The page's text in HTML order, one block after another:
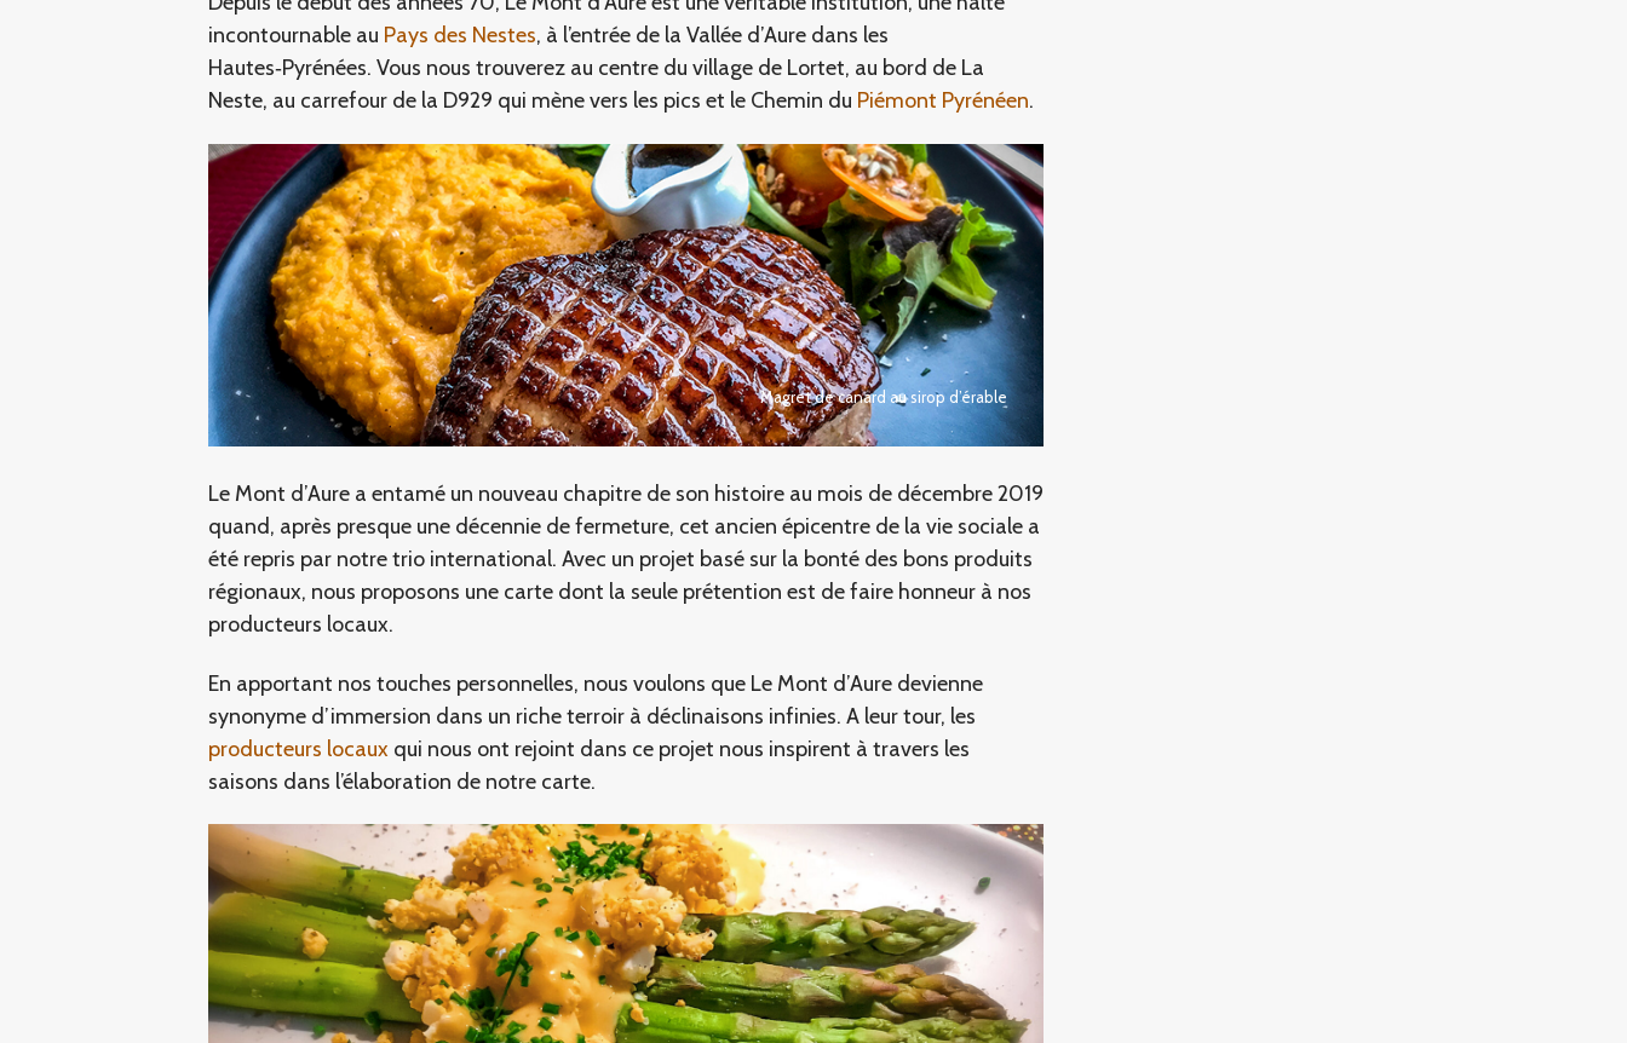
incontournable au Pays des Nestes, à l’entrée de la Vallée d’Aure dans les
Hautes‑Pyrénées. Vous nous trouverez au centre du village de Lortet, au bord de La
Neste, au carrefour de la D929 qui mène vers les pics et le Chemin du Piémont Pyrénéen.
Magret de canard au sirop d’érable
Le Mont d’Aure a entamé un nouveau chapitre de son histoire au mois de décembre 2019
quand, après presque une décennie de fermeture, cet ancien épicentre de la vie sociale a
été repris par notre trio international. Avec un projet basé sur la bonté des bons produits
régionaux, nous proposons une carte dont la seule prétention est de faire honneur à nos
producteurs locaux.
En apportant nos touches personnelles, nous voulons que Le Mont d’Aure devienne
synonyme d’immersion dans un riche terroir à déclinaisons infinies. A leur tour, les
producteurs locaux qui nous ont rejoint dans ce projet nous inspirent à travers les
saisons dans l’élaboration de notre carte.